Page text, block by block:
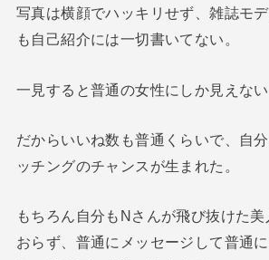
写真は横顔でハッキリせず、雑誌モ
も自己紹介には一切書いてない。
一見すると普通の女性にしか見えない
だからいいね数も普通くらいで、自
ッチングのチャンスが生まれた。
もちろん自分もNさんが飛び抜けた
おらず、普通にメッセージして普通